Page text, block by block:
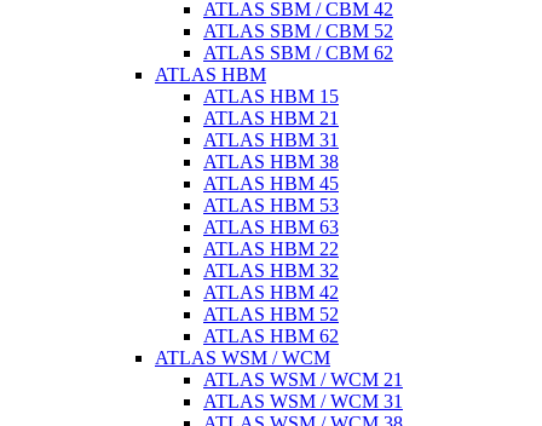
ATLAS SBM / CBM 42
ATLAS SBM / CBM 52
ATLAS SBM / CBM 62
ATLAS HBM
ATLAS HBM 15
ATLAS HBM 21
ATLAS HBM 31
ATLAS HBM 38
ATLAS HBM 45
ATLAS HBM 53
ATLAS HBM 63
ATLAS HBM 22
ATLAS HBM 32
ATLAS HBM 42
ATLAS HBM 52
ATLAS HBM 62
ATLAS WSM / WCM
ATLAS WSM / WCM 21
ATLAS WSM / WCM 31